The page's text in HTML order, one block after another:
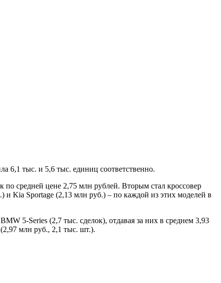
6,1 тыс. и 5,6 тыс. единиц соответственно.
по средней цене 2,75 млн рублей. Вторым стал кроссовер
Kia Sportage (2,13 млн руб.) – по каждой из этих моделей в
5-Series (2,7 тыс. сделок), отдавая за них в среднем 3,93
млн руб., 2,1 тыс. шт.).